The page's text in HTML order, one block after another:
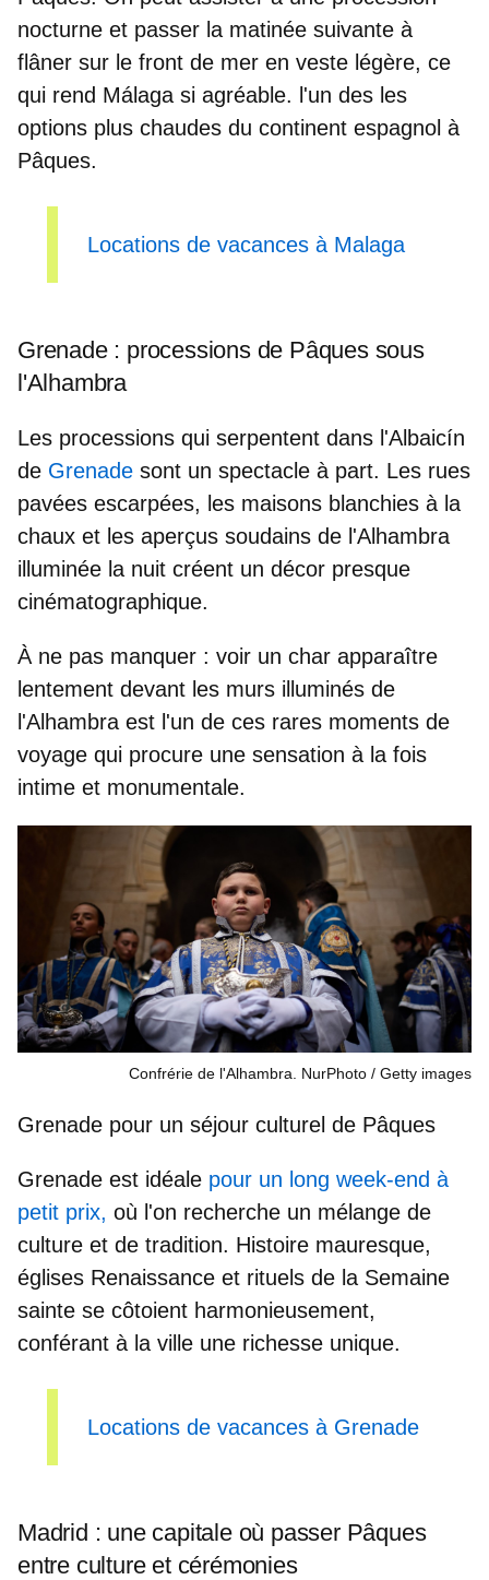
nocturne et passer la matinée suivante à
flâner sur le front de mer en veste légère, ce
qui rend Málaga si agréable. l'un des les
options plus chaudes du continent espagnol à
Pâques.
Locations de vacances à Malaga
Grenade : processions de Pâques sous
l'Alhambra
Les processions qui serpentent dans l'Albaicín
de Grenade sont un spectacle à part. Les rues
pavées escarpées, les maisons blanchies à la
chaux et les aperçus soudains de l'Alhambra
illuminée la nuit créent un décor presque
cinématographique.
À ne pas manquer : voir un char apparaître
lentement devant les murs illuminés de
l'Alhambra est l'un de ces rares moments de
voyage qui procure une sensation à la fois
intime et monumentale.
Confrérie de l'Alhambra. NurPhoto Getty images
Grenade pour un séjour culturel de Pâques
Grenade est idéale pour un long week-end à
petit prix, où l'on recherche un mélange de
culture et de tradition. Histoire mauresque,
églises Renaissance et rituels de la Semaine
sainte se côtoient harmonieusement,
conférant à la ville une richesse unique.
Locations de vacances à Grenade
Madrid : une capitale où passer Pâques
entre culture et cérémonies